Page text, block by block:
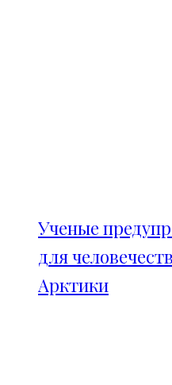
Ученые
для
Арктики